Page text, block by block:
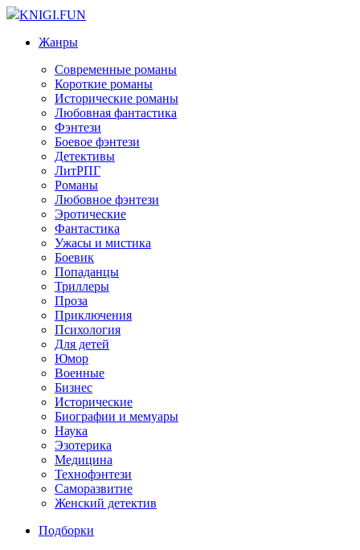
KNIGI.FUN
Жанры
Современные романы
Короткие романы
Исторические романы
Любовная фантастика
Фэнтези
Боевое фэнтези
Детективы
ЛитРПГ
Романы
Любовное фэнтези
Эротические
Фантастика
Ужасы и мистика
Боевик
Попаданцы
Триллеры
Проза
Приключения
Психология
Для детей
Юмор
Военные
Бизнес
Исторические
Биографии и мемуары
Наука
Эзотерика
Медицина
Технофэнтези
Саморазвитие
Женский детектив
Подборки